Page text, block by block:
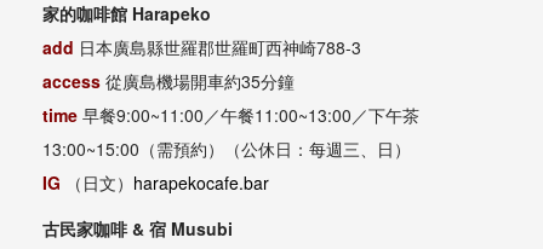
家的咖啡館 Harapeko
add 日本廣島縣世羅郡世羅町西神崎788-3
access 從廣島機場開車約35分鐘
time 早餐9:00~11:00／午餐11:00~13:00／下午茶
13:00~15:00（需預約）（公休日：每週三、日）
IG
（日文） harapekocafe.bar
古民家咖啡 & 宿 Musubi